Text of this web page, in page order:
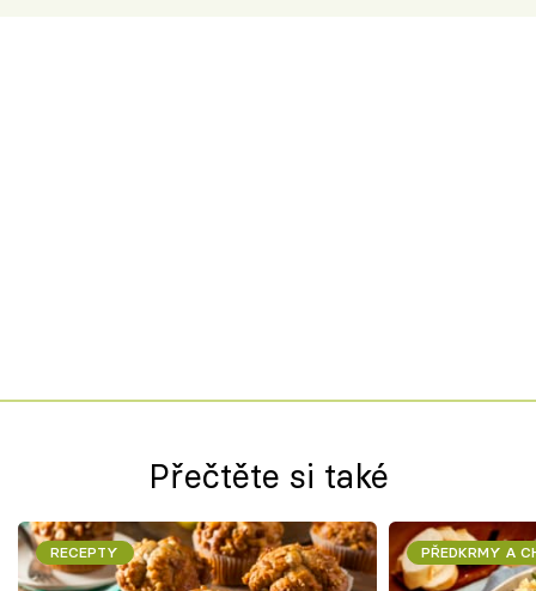
Přečtěte si také
RECEPTY PŘEDKRMY A